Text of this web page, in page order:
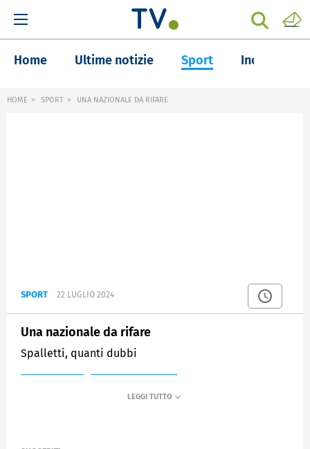
Home Ultime notizie Sport Inchieste
HOME SPORT UNA NAZIONALE DA RIFARE
SPORT 22 LUGLIO 2024
Una nazionale da rifare
Spalletti, quanti dubbi